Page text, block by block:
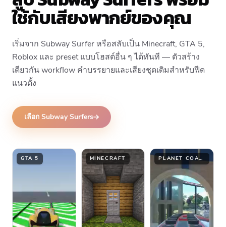
ใช้กับเสียงพากย์ของคุณ
เริ่มจาก Subway Surfer หรือสลับเป็น Minecraft, GTA 5,
Roblox และ preset แบบโฮสต์อื่น ๆ ได้ทันที — ตัวสร้าง
เดียวกัน workflow คำบรรยายและเสียงชุดเดิมสำหรับฟีด
แนวตั้ง
เลือก Subway Surfers
GTA 5 MINECRAFT PLANET COASTER